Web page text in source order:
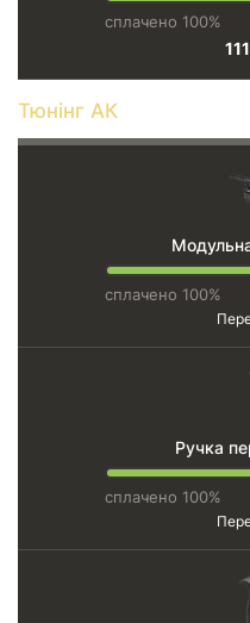
сплачено 100%
Тюнінг АК
сплачено 100%
Ручка
сплачено 100%